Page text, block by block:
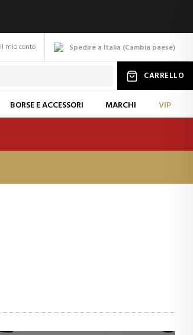
Spedire a Italia (Cambia paese)
Il mio conto
CARRELLO
BORSE E ACCESSORI MARCHI VIP